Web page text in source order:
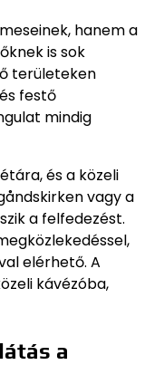
hanem a
is sok
területeken
festő
mindig
és a közeli
vagy a
a felfedezést.
elérhető. A
kávézóba,
a